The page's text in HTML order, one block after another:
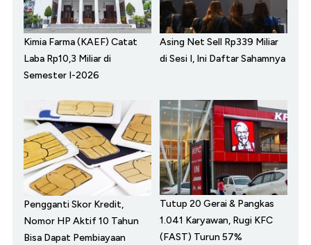
Kimia Farma (KAEF) Catat
Laba Rp10,3 Miliar di
Semester I-2026
Asing Net Sell Rp339 Miliar
di Sesi I, Ini Daftar Sahamnya
Pengganti Skor Kredit,
Nomor HP Aktif 10 Tahun
Bisa Dapat Pembiayaan
Tutup 20 Gerai & Pangkas
1.041 Karyawan, Rugi KFC
(FAST) Turun 57%